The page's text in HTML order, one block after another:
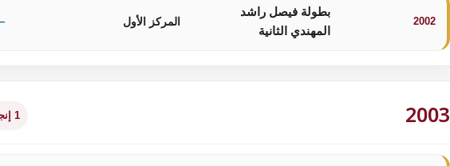
2002
بطولة فيصل راشد
المهندي الثانية
المركز الأول
2003 1 إنجاز